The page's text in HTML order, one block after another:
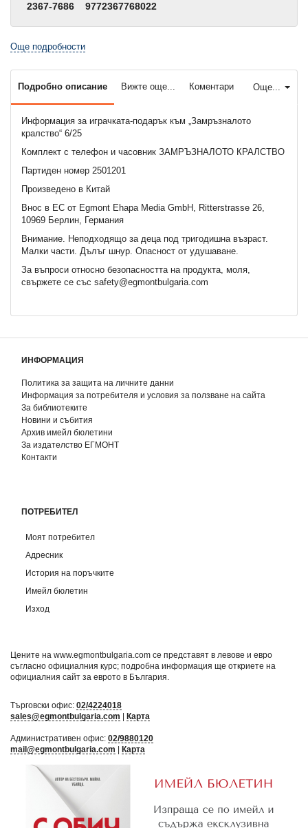
2367-7686
9772367768022
Още подробности
Още...
Подробно описание Вижте още... Коментари
Информация за играчката-подарък към „Замръзналото
кралство“ 6/25
Комплект с телефон и часовник ЗАМРЪЗНАЛОТО КРАЛСТВО
Партиден номер 2501201
Произведено в Китай
Внос в ЕС от Egmont Ehapa Media GmbH, Ritterstrasse 26,
10969 Берлин, Германия
Внимание. Неподходящo за деца под тригодишна възраст.
Малки части. Дълъг шнур. Опасност от удушаване.
За въпроси относно безопасността на продукта, моля,
свържете се със safety@egmontbulgaria.com
ИНФОРМАЦИЯ
Политика за защита на личните данни
Информация за потребителя и условия за ползване на сайта
За библиотеките
Новини и събития
Архив имейл бюлетини
За издателство ЕГМОНТ
Контакти
ПОТРЕБИТЕЛ
Моят потребител
Адресник
История на поръчките
Имейл бюлетин
Изход
Цените на www.egmontbulgaria.com се представят в левове и евро
съгласно официалния курс; подробна информация ще откриете на
официалния сайт за еврото в България
Търговски офис: 02/4224018
sales@egmontbulgaria.com
Карта
Административен офис: 02/9880120
mail@egmontbulgaria.com
Карта